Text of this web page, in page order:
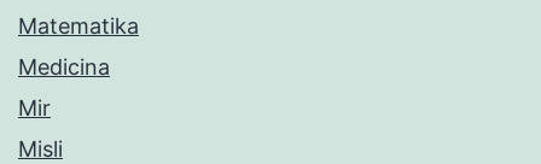
Matematika
Medicina
Mir
Misli